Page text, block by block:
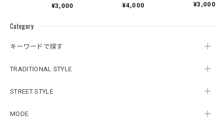
Category
キーワードで探す
TRADITIONAL STYLE
STREET STYLE
MODE
¥3,000
¥4,000
¥3,000